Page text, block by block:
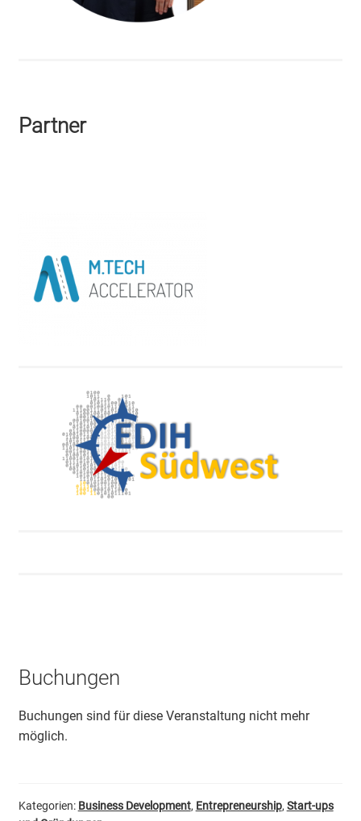
Partner
Buchungen
Buchungen sind für diese Veranstaltung nicht mehr
möglich.
Kategorien: Business Development, Entrepreneurship, Start-ups